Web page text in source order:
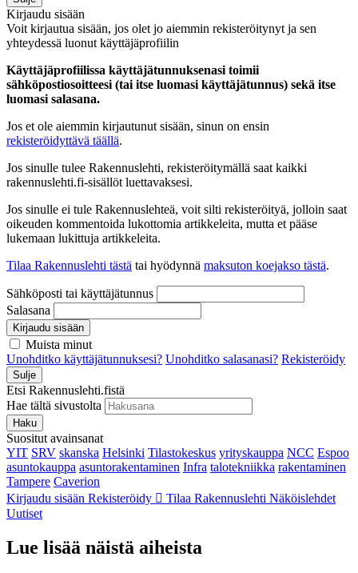
Kirjaudu sisään
Voit kirjautua sisään, jos olet jo aiemmin rekisteröitynyt ja sen
yhteydessä luonut käyttäjäprofiilin
Käyttäjäprofiilissa käyttäjätunnuksenasi toimii
sähköpostiosoitteesi (tai itse luomasi käyttäjätunnus) sekä itse
luomasi salasana.
Jos et ole aiemmin kirjautunut sisään, sinun on ensin
rekisteröidyttävä täällä.
Jos sinulle tulee Rakennuslehti, rekisteröitymällä saat kaikki
rakennuslehti.fi-sisällöt luettavaksesi.
Jos sinulle ei tule Rakennuslehteä, voit silti rekisteröityä, jolloin saat
oikeuden kommentoida lukottomia artikkeleita, mutta et pääse
lukemaan lukittuja artikkeleita.
Tilaa Rakennuslehti tästä tai hyödynnä maksuton koejakso tästä.
Sähköposti tai käyttäjätunnus
Salasana
Kirjaudu sisään
Muista minut
Unohditko käyttäjätunnuksesi? Unohditko salasanasi? Rekisteröidy
Sulje
Etsi Rakennuslehti.fistä
Hae tältä sivustolta
Haku
Suositut avainsanat
YIT SRV skanska Helsinki Tilastokeskus yrityskauppa NCC Espoo
asuntokauppa asuntorakentaminen Infra talotekniikka rakentaminen
Tampere Caverion
Kirjaudu sisään Rekisteröidy Tilaa Rakennuslehti Näköislehdet
Uutiset
Lue lisää näistä aiheista